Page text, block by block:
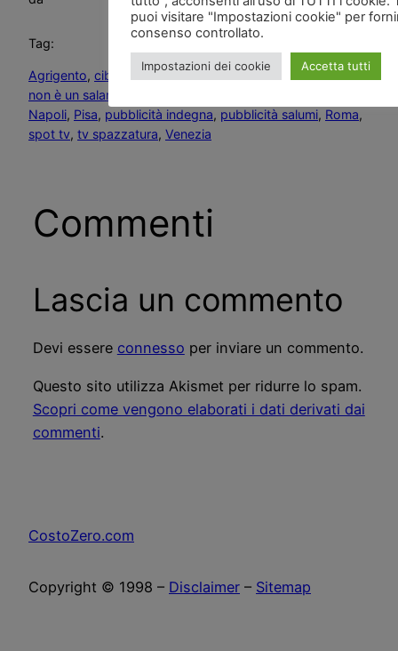
Tag:
Agrigento, cibo spazzatura, Firenze, il golfetta , L’Italia
non è un salame affettato via dalla TV questo spot!
Napoli, Pisa, pubblicità indegna, pubblicità salumi, Roma
spot tv, tv spazzatura, Venezia
Commenti
Lascia un commento
Devi essere connesso per inviare un commento.
Questo sito utilizza Akismet per ridurre lo spam.
Scopri come vengono elaborati i dati derivati dai
commenti.
CostoZero.com
Copyright © 1998 – Disclaimer – Sitemap
puoi visitare "Impostazioni cookie" per
consenso controllato.
Impostazioni dei cookie Accetta tutti